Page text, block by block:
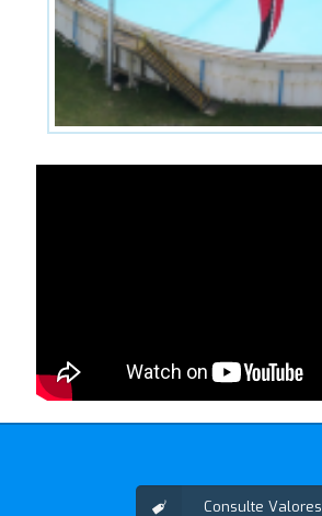
Consulte Valores